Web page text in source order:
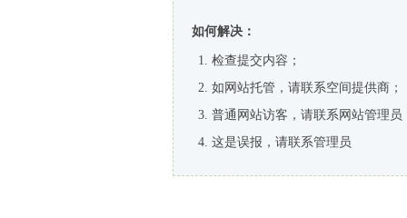
如何解决：
检查提交内容；
如网站托管，请联系空间提供商；
普通网站访客，请联系网站管理员
这是误报，请联系管理员